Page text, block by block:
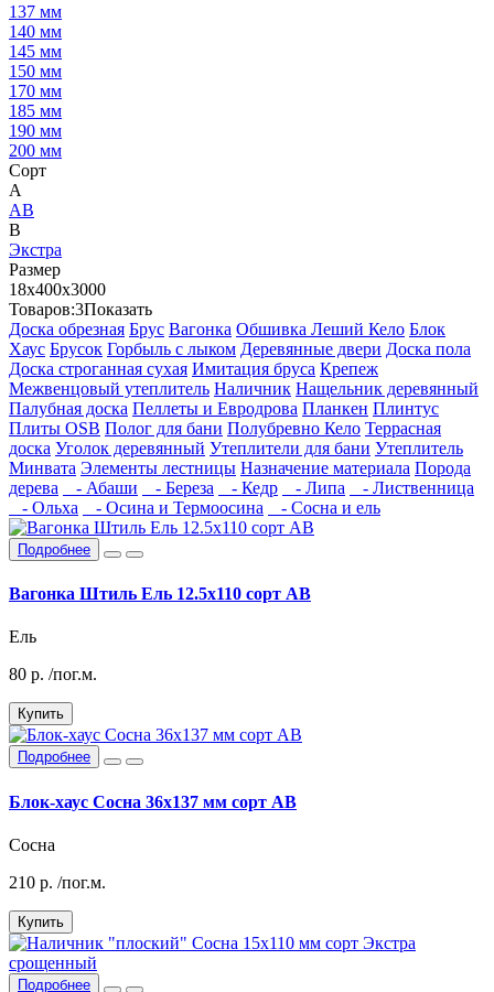
137 мм
140 мм
145 мм
150 мм
170 мм
185 мм
190 мм
200 мм
Сорт
А
АВ
В
Экстра
Размер
18х400х3000
Товаров:3Показать
Доска обрезная Брус Вагонка Обшивка Леший Кело Блок
Хаус Брусок Горбыль с лыком Деревянные двери Доска пола
Доска строганная сухая Имитация бруса Крепеж
Межвенцовый утеплитель Наличник Нащельник деревянный
Палубная доска Пеллеты и Евродрова Планкен Плинтус
Плиты OSB Полог для бани Полубревно Кело Террасная
доска Уголок деревянный Утеплители для бани Утеплитель
Минвата Элементы лестницы Назначение материала Порода
дерева
- Абаши - Береза - Кедр - Липа
- Лиственница
- Ольха
- Осина и Термоосина - Сосна и ель
Подробнее
Вагонка Штиль Ель 12.5х110 сорт АВ
Ель
80 р. /пог.м.
Купить
Подробнее
Блок-хаус Сосна 36х137 мм сорт АВ
Сосна
210 р. /пог.м.
Купить
Подробнее